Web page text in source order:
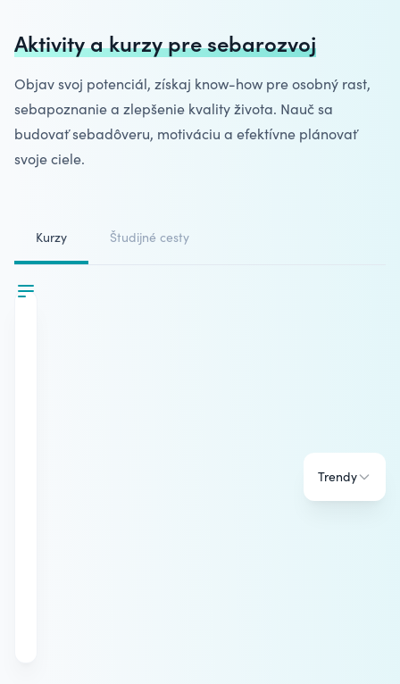
Aktivity a kurzy pre sebarozvoj
Objav svoj potenciál, získaj know-how pre osobný rast,
sebapoznaniea zlepšenie kvality života. Nauč sa
budovať sebadôveru, motiváciu a efektívne plánovať
svoje ciele.
Kurzy Študijné cesty
Trendy